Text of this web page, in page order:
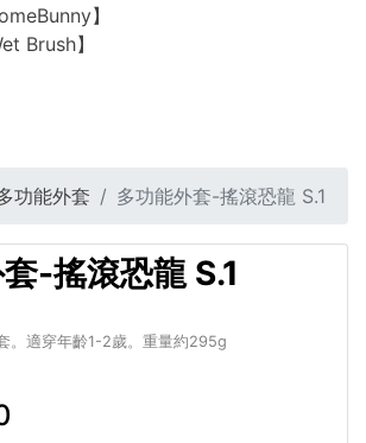
】
Brush】
功能外套 多功能外套-搖滾恐龍 S.1
-搖滾恐龍 S.1
。適穿年齡1-2歲。重量約295g